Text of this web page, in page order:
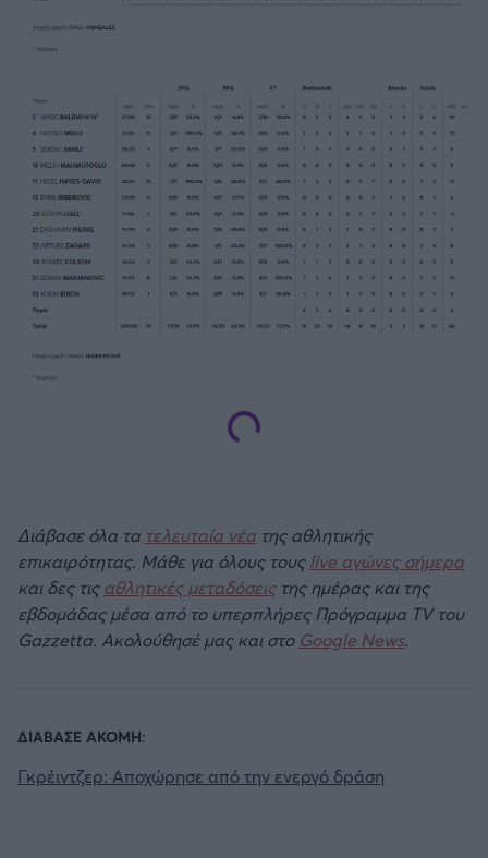
Διάβασε όλα τα τελευταία νέα της αθλητικής
επικαιρότητας. Μάθε για όλους τους live αγώνες σήμερα
και δες τιςαθλητικές μεταδόσειςτης ημέρας και της
εβδομάδας μέσα από το υπερπλήρες Πρόγραμμα TV του
Gazzetta. Ακολούθησέ μας και στο Google News.
ΔΙΑΒΑΣΕ ΑΚΟΜΗ:
Γκρέιντζερ: Αποχώρησε από την ενεργό δράση